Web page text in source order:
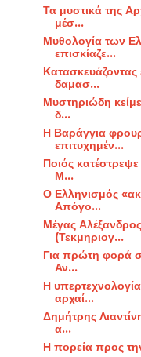
Τα μυστικά της
μέσ...
Μυθολογία των
επισκίαζε...
δαμασ...
Μυστηριώδη
δ...
Η Βαράγγια
επιτυχημέν...
Ποιός
Μ...
Ο Ελληνισμός
Απόγο...
Μέγας
(Τεκμηριογ...
Για πρώτη φορά
Αν...
Η
αρχαί...
Δημήτρης
α...
Η πορεία προς